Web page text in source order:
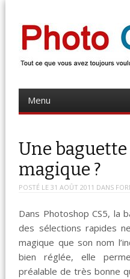
Photo
Menu
content
Une
magique ?
POSTÉ LE31 AOÛT 2011 DANS
Dans Photoshop CS5, la
des sélections rapides
magique que son nom
bien réglée, elle
préalable de très bonne